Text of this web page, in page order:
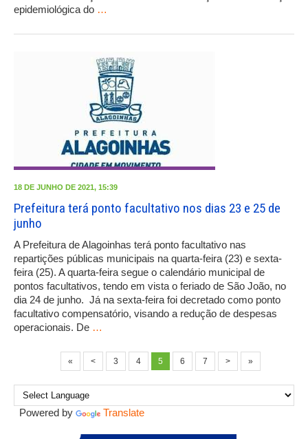
epidemiológica do …
18 DE JUNHO DE 2021, 15:39
Prefeitura terá ponto facultativo nos dias 23 e 25 de
junho
A Prefeitura de Alagoinhas terá ponto facultativo nas
repartições públicas municipais na quarta-feira (23) e sexta-
feira (25). A quarta-feira segue o calendário municipal de
pontos facultativos, tendo em vista o feriado de São João, no
dia 24 de junho. Já na sexta-feira foi decretado como ponto
facultativo compensatório, visando a redução de despesas
operacionais. De …
« < 3 4 5 6 7 > »
Powered by Translate